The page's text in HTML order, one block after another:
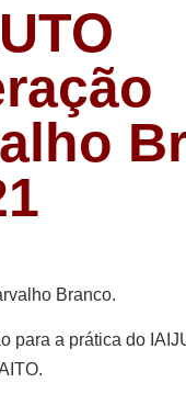
Branco.
para a prática do